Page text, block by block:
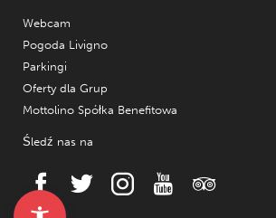
Webcam
Pogoda Livigno
Parkingi
Oferty dla Grup
Mottolino Spółka Benefitowa
Śledź nas na